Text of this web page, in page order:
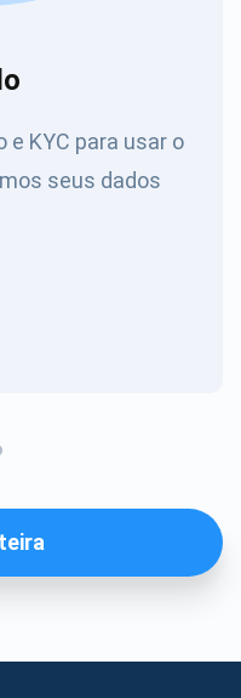
KYC para usar o
seus dados